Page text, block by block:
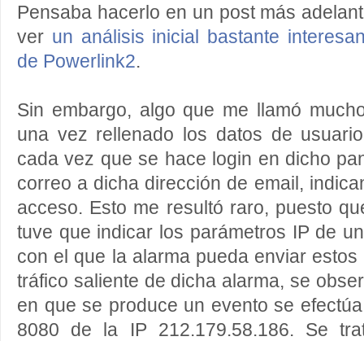
Pensaba hacerlo en un post más
ver un análisis inicial bastante
de Powerlink2.
Sin embargo, algo que me llamó
una vez rellenado los datos de
cada vez que se hace login en dicho
correo a dicha dirección de email,
acceso. Esto me resultó raro, puesto
tuve que indicar los parámetros IP de
con el que la alarma pueda enviar
tráfico saliente de dicha alarma, se
en que se produce un evento se
8080 de la IP 212.179.58.186. Se